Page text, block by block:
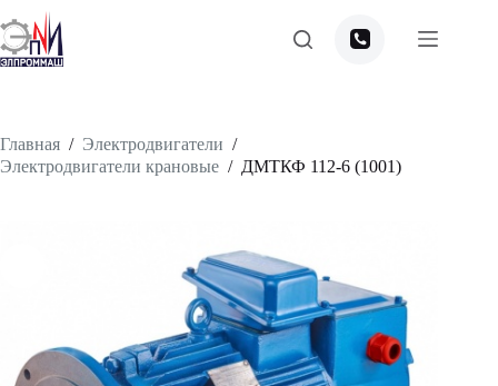
Перейти
к
сути
Главная / Электродвигатели /
Электродвигатели крановые / ДМТКФ 112-6 (1001)